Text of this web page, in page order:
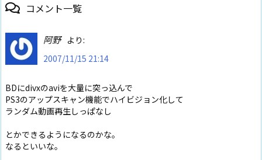
コメント一覧
阿野 より:
2007/11/15 21:14
BDにdivxのaviを大量に突っ込んで
PS3のアップスキャン機能でハイビジョン化して
ランダム動画再生しっぱなし
とかできるようになるのかな。
なるといいな。